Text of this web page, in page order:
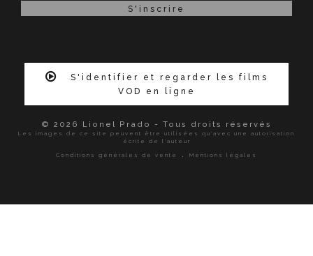
S'identifier et regarder les films
VOD en ligne
© 2026 Lionel Prado - Tous droits réservés
Les images de ce site peuvent être utilisées qu'avec une autorisation
écrite de l'auteur
Conditions générales de vente
. Mentions légales